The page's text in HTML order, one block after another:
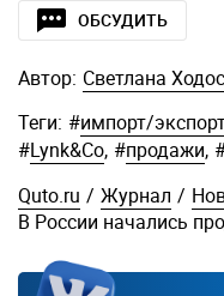
ОБСУДИТЬ
Автор: Светлана Ходос
Теги: #импорт/
#Lynk&Co, #продажи,
Quto.ru / Журнал /
В России начались